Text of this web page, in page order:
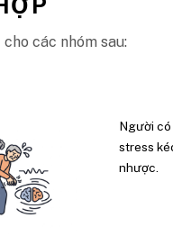
các nhóm sau:
Người có
stress
nhược.